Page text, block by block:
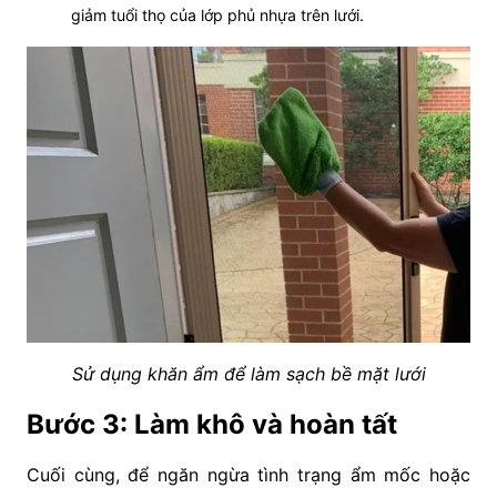
giảm tuổi thọ của lớp phủ nhựa trên lưới.
Sử dụng khăn ẩm để làm sạch bề mặt lưới
Bước 3: Làm khô và hoàn tất
Cuối cùng, để ngăn ngừa tình trạng ẩm mốc hoặc